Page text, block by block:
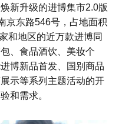
新升级的进博集市2.0版
京东路546号，占地面积
和地区的近万款进博同
、食品酒饮、美妆个
博新品首发、国别商品
示等系列主题活动的开
和需求。